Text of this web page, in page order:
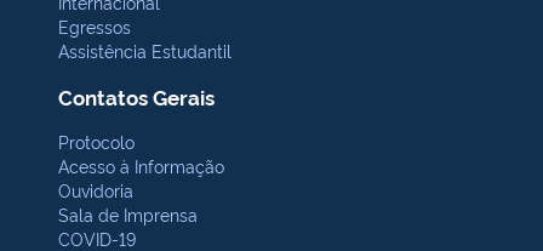
Egressos
Assistência Estudantil
Contatos Gerais
Protocolo
Acesso à Informação
Ouvidoria
Sala de Imprensa
COVID-19